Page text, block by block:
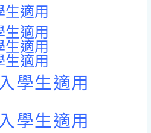
生適用
生適用
生適用
生適用
學生適用
學生適用